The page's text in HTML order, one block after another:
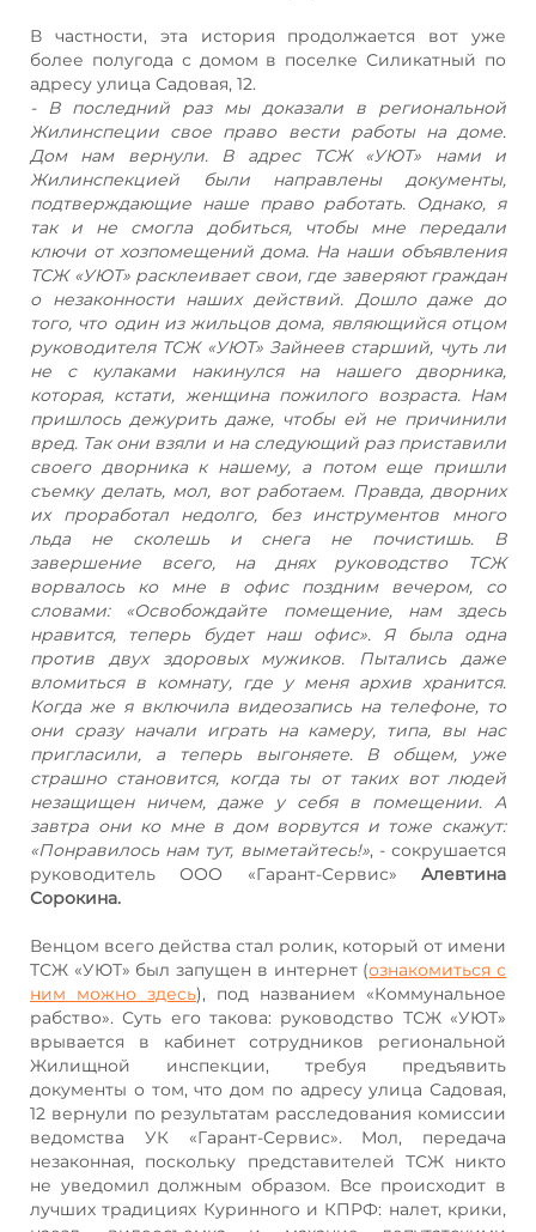
В частности, эта история продолжается вот уже
более полугода с домом в поселке Силикатный по
адресу улица Садовая, 12.
- В последний раз мы доказали в региональной
Жилинспеции свое право вести работы на доме.
Дом нам вернули. В адрес ТСЖ «УЮТ» нами и
Жилинспекцией были направлены документы,
подтверждающие наше право работать. Однако, я
так и не смогла добиться, чтобы мне передали
ключи от хозпомещений дома. На наши объявления
ТСЖ «УЮТ» расклеивает свои, где заверяют граждан
о незаконности наших действий. Дошло даже до
того, что один из жильцов дома, являющийся отцом
руководителя ТСЖ «УЮТ» Зайнеев старший, чуть ли
не с кулаками накинулся на нашего дворника,
которая, кстати, женщина пожилого возраста. Нам
пришлось дежурить даже, чтобы ей не причинили
вред. Так они взяли и на следующий раз приставили
своего дворника к нашему, а потом еще пришли
съемку делать, мол, вот работаем. Правда, дворних
их проработал недолго, без инструментов много
льда не сколешь и снега не почистишь. В
завершение всего, на днях руководство ТСЖ
ворвалось ко мне в офис поздним вечером, со
словами: «Освобождайте помещение, нам здесь
нравится, теперь будет наш офис». Я была одна
против двух здоровых мужиков. Пытались даже
вломиться в комнату, где у меня архив хранится.
Когда же я включила видеозапись на телефоне, то
они сразу начали играть на камеру, типа, вы нас
пригласили, а теперь выгоняете. В общем, уже
страшно становится, когда ты от таких вот людей
незащищен ничем, даже у себя в помещении. А
завтра они ко мне в дом ворвутся и тоже скажут:
«Понравилось нам тут, выметайтесь!», - сокрушается
руководитель ООО «Гарант-Сервис» Алевтина
Сорокина.
Венцом всего действа стал ролик, который от имени
ТСЖ «УЮТ» был запущен в интернет (ознакомиться с
ним можно здесь), под названием «Коммунальное
рабство». Суть его такова: руководство ТСЖ «УЮТ»
врывается в кабинет сотрудников региональной
Жилищной инспекции, требуя предъявить
документы о том, что дом по адресу улица Садовая,
12 вернули по результатам расследования комиссии
ведомства УК «Гарант-Сервис». Мол, передача
незаконная, поскольку представителей ТСЖ никто
не уведомил должным образом. Все происходит в
лучших традициях Куринного и КПРФ: налет, крики,